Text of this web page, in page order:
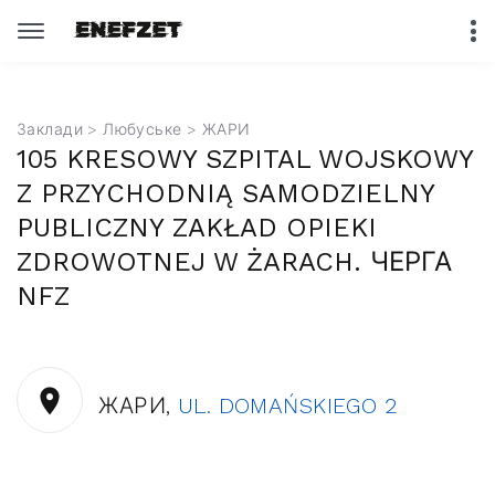
Заклади > Любуське > ЖАРИ
105 KRESOWY SZPITAL WOJSKOWY
Z PRZYCHODNIĄ SAMODZIELNY
PUBLICZNY ZAKŁAD OPIEKI
ZDROWOTNEJ W ŻARACH. ЧЕРГА
NFZ
ЖАРИ, UL. DOMAŃSKIEGO 2